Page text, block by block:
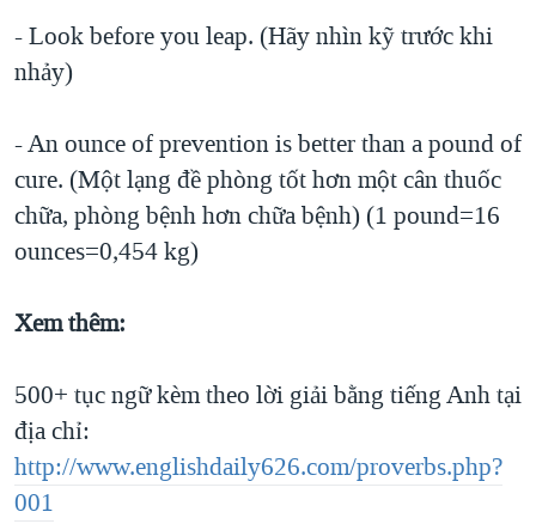
- Look before you leap. (Hãy nhìn kỹ trước khi
nhảy)
- An ounce of prevention is better than a pound of
cure. (Một lạng đề phòng tốt hơn một cân thuốc
chữa, phòng bệnh hơn chữa bệnh) (1 pound=16
ounces=0,454 kg)
Xem thêm:
500+ tục ngữ kèm theo lời giải bằng tiếng Anh tại
địa chỉ:
http://www.englishdaily626.com/proverbs.php?
001